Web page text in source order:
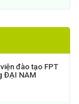
đào tạo FPT
ĐẠI NAM